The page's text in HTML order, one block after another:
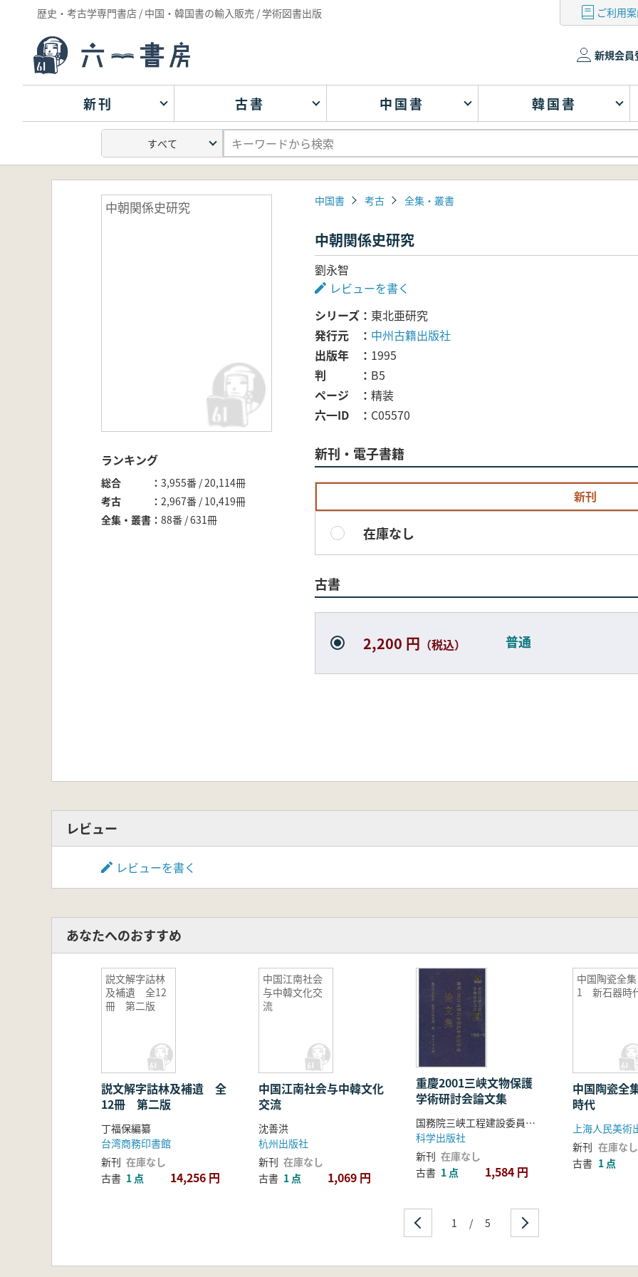
歴史・考古学専門書店 / 中国・韓国書の輸入販売 / 学術図書出版 ご利用
新規会員
新刊 古書 中国書 韓国書
中朝関係史研究
ランキング
総合
3,955番 / 20,114冊
考古
2,967番 / 10,419冊
全集・叢書
88番 / 631冊
中国書 考古 全集・叢書
中朝関係史研究
劉永智
レビューを書く
シリーズ
東北亜研究
発行元
中州古籍出版社
出版年
1995
判
B5
ページ
精装
六一ID
C05570
新刊・電子書籍
新刊
在庫なし
古書
2,200 円 （税込） 普通
レビュー
レビューを書く
あなたへのおすすめ
説文解字詁林
及補遺 全12
冊 第二版
説文解字詁林及補遺 全
12冊 第二版
丁福保編纂
台湾商務印書館
新刊 在庫なし
古書 1 点 14,256 円
中国江南社会
与中韓文化交
流
中国江南社会与中韓文化
交流
沈善洪
杭州出版社
新刊 在庫なし
古書 1 点 1,069 円
重慶2001三峡文物保護
学術研討会論文集
国務院三峡工程建設委員会協公室 国家文物局
科学出版社
新刊 在庫なし
古書 1 点 1,584 円
中国陶瓷全集
1 新石器時
中国陶瓷
時代
上海人民美術
新刊 在庫なし
古書 1 点
1 / 5